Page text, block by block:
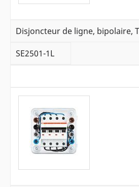
Disjoncteur de ligne, bipolaire,
SE2501-1L